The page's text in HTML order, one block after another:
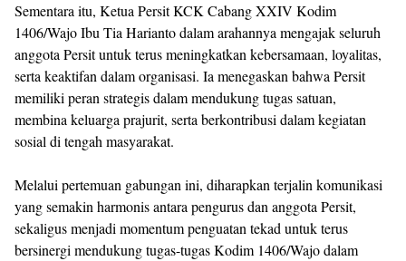
Sementara itu, Ketua Persit KCK Cabang XXIV Kodim
1406/Wajo Ibu Tia Harianto dalam arahannya mengajak seluruh
anggota Persit untuk terus meningkatkan kebersamaan, loyalitas,
serta keaktifan dalam organisasi. Ia menegaskan bahwa Persit
memiliki peran strategis dalam mendukung tugas satuan,
membina keluarga prajurit, serta berkontribusi dalam kegiatan
sosial di tengah masyarakat.
Melalui pertemuan gabungan ini, diharapkan terjalin komunikasi
yang semakin harmonis antara pengurus dan anggota Persit,
sekaligus menjadi momentum penguatan tekad untuk terus
bersinergi mendukung tugas-tugas Kodim 1406/Wajo dalam